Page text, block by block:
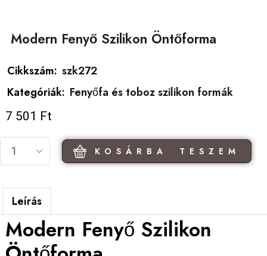
Modern Fenyő Szilikon Öntőforma
Cikkszám: szk272
Kategóriák: Fenyőfa és toboz szilikon formák
7 501 Ft
KOSÁRBA TESZEM
Leírás
Modern Fenyő Szilikon